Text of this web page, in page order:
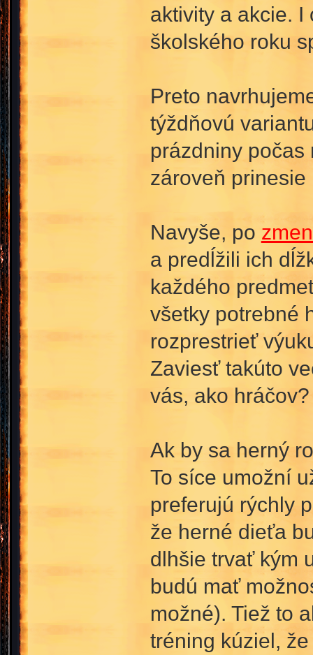
aktivity a akcie.
školského roku
Preto
týždňovú
prázdniny počas
zároveň
Navyše, po
a predĺžili ich
každého
všetky potrebné
rozprestrieť
Zaviesť takúto
vás, ako hráčov?
Ak by sa herný
To síce umožní
preferujú rýchly
že herné dieťa
dlhšie trvať kým
budú mať
možné). Tiež to
tréning kúziel,